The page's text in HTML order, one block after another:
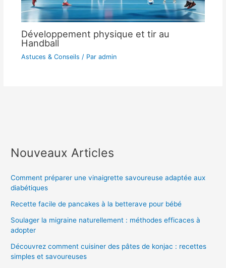
Développement physique et tir au
Handball
Astuces & Conseils / Par admin
Nouveaux Articles
Comment préparer une vinaigrette savoureuse adaptée aux
diabétiques
Recette facile de pancakes à la betterave pour bébé
Soulager la migraine naturellement : méthodes efficaces à
adopter
Découvrez comment cuisiner des pâtes de konjac : recettes
simples et savoureuses